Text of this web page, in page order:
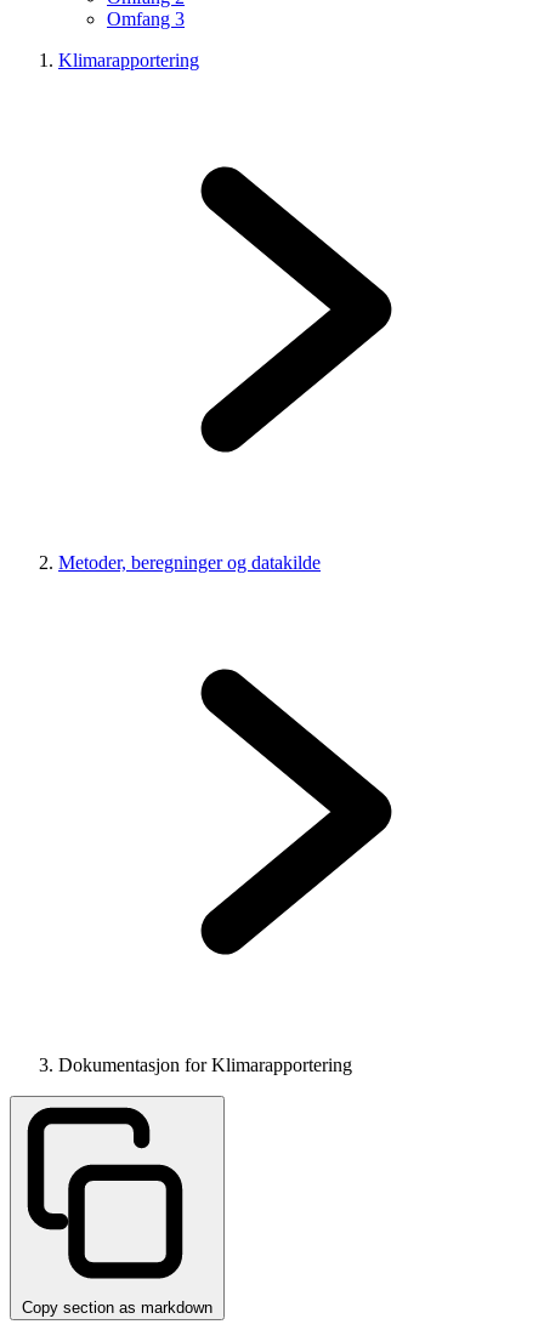
Omfang 3
Klimarapportering
Metoder, beregninger og datakilde
Dokumentasjon for Klimarapportering
Copy section as markdown